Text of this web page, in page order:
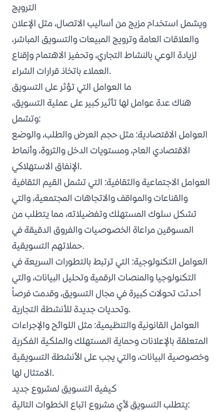
ويشمل استخدام مزيج من أساليب الاتصال، مثل الإعلان
والعلاقات العامة وترويج المبيعات والتسويق المباشر،
لزيادة الوعي بالنشاط التجاري، وتحفيز الاهتمام وإقناع
العملاء باتخاذ قرارات الشراء.
ما العوامل التي تؤثر على التسويق
هناك عدة عوامل لها تأثير كبير على عملية التسويق،
وتشمل:
العوامل الاقتصادية: مثل حجم العرض والطلب، والوضع
الاقتصادي العام، ومستويات الدخل والثروة، وأنماط
الإنفاق الاستهلاكي.
العوامل الاجتماعية والثقافية: التي تشمل القيم الثقافية
والقناعات والمواقف والاتجاهات المجتمعية، والتي
تشكل سلوك المستهلك وتفضيلاته، مما يتطلب من
المسوقين مراعاة الخصوصيات والفروق الدقيقة في
حملاتهم التسويقية.
العوامل التكنولوجية: التي ترتبط بالتطورات السريعة في
التكنولوجيا والمنصات الرقمية وتحليل البيانات، والتي
أحدثت تحولات كبيرة في مجال التسويق، وقدمت فرصاً
وتحديات جديدة للأنشطة التجارية.
العوامل القانونية والتنظيمية: مثل اللوائح والإجراءات
المتعلقة بالإعلانات وحماية المستهلك والملكية الفكرية
وخصوصية البيانات، والتي يجب على الأنشطة التسويقية
الامتثال لها.
كيفية التسويق لمشروع جديد
يتطلب التسويق لأي مشروع اتباع الخطوات التالية: